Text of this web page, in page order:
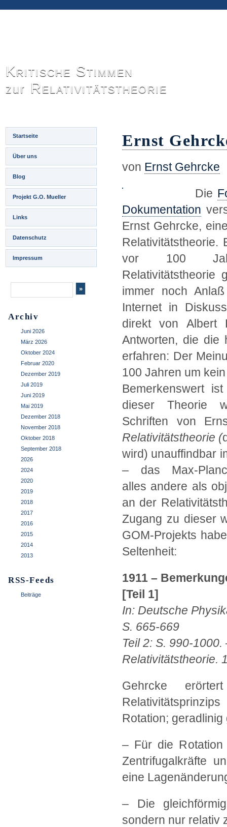
Kritische Stimmen
zur Relativitätstheorie
Startseite
Über uns
Blog
Projekt G.O. Mueller
Links
Datenschutz
Impressum
Archiv
Juni 2026
März 2026
Oktober 2024
Februar 2020
Dezember 2019
Juli 2019
Juni 2019
Mai 2019
Dezember 2018
November 2018
Oktober 2018
September 2018
2026
2024
2020
2019
2018
2017
2016
2015
2014
2013
RSS-Feeds
Beiträge
Ernst
von Ernst Gehrcke
Die
Dokumentation
Ernst Gehrcke,
vor 100
immer noch
Internet in
direkt von Albert
Antworten, die die
erfahren: Der
100 Jahren um
Bemerkenswert
dieser Theorie
Schriften von
Relativitätstheorie (
wird) unauffindbar
– das Max-
alles andere als
an der
Zugang zu dieser
GOM-Projekts
Seltenheit:
1911 –
[Teil 1]
In: Deutsche
S. 665-669
Teil 2: S. 990-
Relativitätstheorie.
Gehrcke
Rotation;
– Für die
Zentrifugalkräfte
eine
– Die
sondern nur relativ